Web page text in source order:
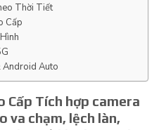
Thời Tiết
Cấp
Android Auto
Cấp Tích hợp camera
va chạm, lệch làn,